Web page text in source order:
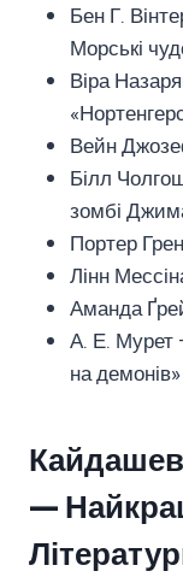
Бен Г.
Морські
Віра
Вейн
Білл
зомбі
Портер
Лінн
Аманда
А. Е. Мурет
на демонів»
—